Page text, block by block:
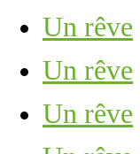
Un rêve
Un rêve
Un rêve